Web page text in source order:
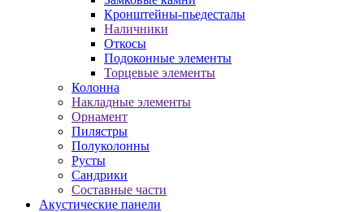
Кронштейны-пьедесталы
Наличники
Откосы
Подоконные элементы
Торцевые элементы
Колонна
Накладные элементы
Орнамент
Пилястры
Полуколонны
Русты
Сандрики
Составные части
Акустические панели